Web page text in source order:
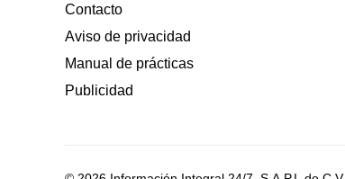
Contacto
Aviso de privacidad
Manual de prácticas
Publicidad